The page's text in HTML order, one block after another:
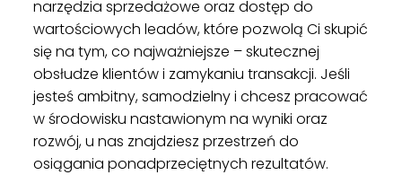
narzędzia sprzedażowe oraz dostęp do
wartościowych leadów, które pozwolą Ci skupić
się na tym, co najważniejsze – skutecznej
obsłudze klientów i zamykaniu transakcji. Jeśli
jesteś ambitny, samodzielny i chcesz pracować
w środowisku nastawionym na wyniki oraz
rozwój, u nas znajdziesz przestrzeń do
osiągania ponadprzeciętnych rezultatów.